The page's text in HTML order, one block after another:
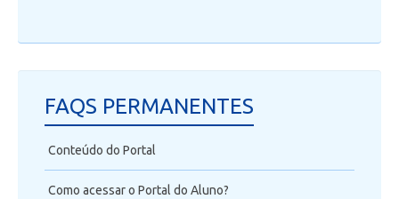
FAQS PERMANENTES
Conteúdo do Portal
Como acessar o Portal do Aluno?